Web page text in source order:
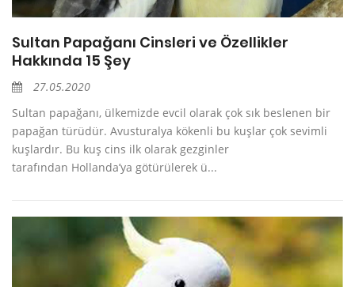
Sultan Papağanı Cinsleri ve Özellikler
Hakkında 15 Şey
27.05.2020
Sultan papağanı, ülkemizde evcil olarak çok sık beslenen bir
papağan türüdür. Avusturalya kökenli bu kuşlar çok sevimli
kuşlardır. Bu kuş cins ilk olarak gezginler
tarafından Hollanda’ya götürülerek ü...